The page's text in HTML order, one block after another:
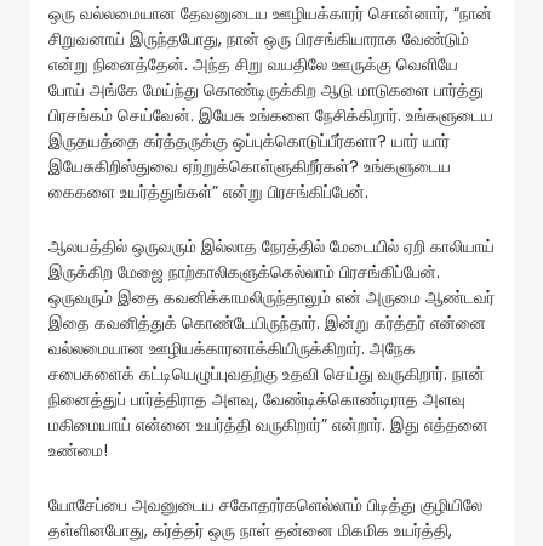
ஒரு வல்லமையான தேவனுடைய ஊழியக்காரர் சொன்னார், “நான்
சிறுவனாய் இருந்தபோது, நான் ஒரு பிரசங்கியாராக வேண்டும்
என்று நினைத்தேன். அந்த சிறு வயதிலே ஊருக்கு வெளியே
போய் அங்கே மேய்ந்து கொண்டிருக்கிற ஆடு மாடுகளை பார்த்து
பிரசங்கம் செய்வேன். இயேசு உங்களை நேசிக்கிறார். உங்களுடைய
இருதயத்தை கர்த்தருக்கு ஒப்புக்கொடுப்பீர்களா? யார் யார்
இயேசுகிறிஸ்துவை ஏற்றுக்கொள்ளுகிறீர்கள்? உங்களுடைய
கைகளை உயர்த்துங்கள்” என்று பிரசங்கிப்பேன்.
ஆலயத்தில் ஒருவரும் இல்லாத நேரத்தில் மேடையில் ஏறி காலியாய்
இருக்கிற மேஜை நாற்காலிகளுக்கெல்லாம் பிரசங்கிப்பேன்.
ஒருவரும் இதை கவனிக்காமலிருந்தாலும் என் அருமை ஆண்டவர்
இதை கவனித்துக் கொண்டேயிருந்தார். இன்று கர்த்தர் என்னை
வல்லமையான ஊழியக்காரனாக்கியிருக்கிறார். அநேக
சபைகளைக் கட்டியெழுப்புவதற்கு உதவி செய்து வருகிறார். நான்
நினைத்துப் பார்த்திராத அளவு, வேண்டிக்கொண்டிராத அளவு
மகிமையாய் என்னை உயர்த்தி வருகிறார்” என்றார். இது எத்தனை
உண்மை!
யோசேப்பை அவனுடைய சகோதரர்களெல்லாம் பிடித்து குழியிலே
தள்ளினபோது, கர்த்தர் ஒரு நாள் தன்னை மிகமிக உயர்த்தி,